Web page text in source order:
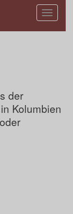
Toggle
der
Kolumbien